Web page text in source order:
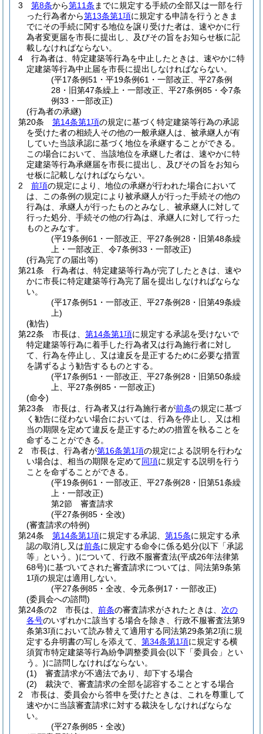
3
第8条から第11条 までに規定する手続の全部又は一部を行
った行為者から第13条第1項に規定する申請を行うときま
でにその手続に関する地位を譲り受けた者は、速やかに行
為者変更届を市長に提出し、及びその旨をお知らせ板に記
載しなければならない。
4
行為者は、特定建築等行為を中止したときは、速やかに特
定建築等行為中止届を市長に提出しなければならない。
(平17条例51・平19条例61・一部改正、平27条例
28・旧第47条繰上・一部改正、平27条例85・令7条
例33・一部改正)
(行為者の承継)
第20条
第14条第1項の規定に基づく特定建築等行為の承認
を受けた者の相続人その他の一般承継人は、被承継人が有
していた当該承認に基づく地位を承継することができる。
この場合において、当該地位を承継した者は、速やかに特
定建築等行為承継届を市長に提出し、及びその旨をお知ら
せ板に記載しなければならない。
2
前項の規定により、地位の承継が行われた場合において
は、この条例の規定により被承継人が行った手続その他の
行為は、承継人が行ったものとみなし、被承継人に対して
行った処分、手続その他の行為は、承継人に対して行った
ものとみなす。
(平19条例61・一部改正、平27条例28・旧第48条繰
上・一部改正、令7条例33・一部改正)
(行為完了の届出等)
第21条
行為者は、特定建築等行為が完了したときは、速や
かに市長に特定建築等行為完了届を提出しなければならな
い。
(平17条例51・一部改正、平27条例28・旧第49条繰
上)
(勧告)
第22条
市長は、 第14条第1項に規定する承認を受けないで
特定建築等行為に着手した行為者又は行為施行者に対し
て、行為を停止し、又は違反を是正するために必要な措置
を講ずるよう勧告するものとする。
(平17条例51・一部改正、平27条例28・旧第50条繰
上、平27条例85・一部改正)
(命令)
第23条
市長は、行為者又は行為施行者が前条の規定に基づ
く勧告に従わない場合においては、行為を停止し、又は相
当の期限を定めて違反を是正するための措置を執ることを
命ずることができる。
2
市長は、行為者が第16条第1項の規定による説明を行わな
い場合は、相当の期限を定めて同項に規定する説明を行う
ことを命ずることができる。
(平19条例61・一部改正、平27条例28・旧第51条繰
上・一部改正)
第2節
審査請求
(平27条例85・全改)
(審査請求の特例)
第24条
第14条第1項に規定する承認、 第15条に規定する承
認の取消し又は前条に規定する命令に係る処分(以下「承認
等」という。)について、行政不服審査法(平成26年法律第
68号)に基づいてされた審査請求については、同法第9条第
1項の規定は適用しない。
(平27条例85・全改、令元条例17・一部改正)
(委員会への諮問)
第24条の2
市長は、 前条の審査請求がされたときは、 次の
各号のいずれかに該当する場合を除き、行政不服審査法第9
条第3項において読み替えて適用する同法第29条第2項に規
定する弁明書の写しを添えて、 第34条第1項に規定する横
須賀市特定建築等行為紛争調整委員会(以下「委員会」とい
う。)に諮問しなければならない。
(1)
審査請求が不適法であり、却下する場合
(2)
裁決で、審査請求の全部を認容することとする場合
2
市長は、委員会から答申を受けたときは、これを尊重して
速やかに当該審査請求に対する裁決をしなければならな
い。
(平27条例85・全改)